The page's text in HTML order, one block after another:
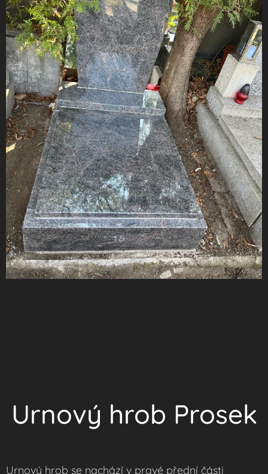
Urnový hrob Prosek
Urnový hrob se nachází v pravé přední části